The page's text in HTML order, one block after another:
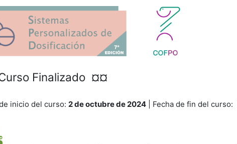
Finalizado ¤¤
inicio del curso:2 de octubre de 2024 | Fecha de fin del curso: